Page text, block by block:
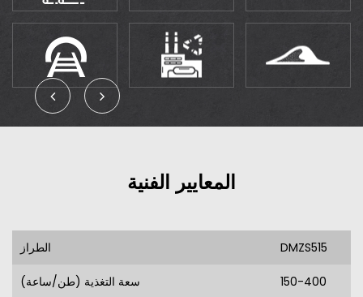
المعايير الفنية
الطراز DMZS515
سعة التغذية (طن/ساعة) 150-400